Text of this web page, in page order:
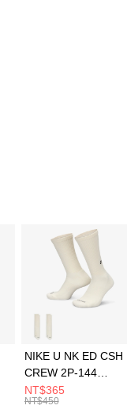
第一商業銀行
彰化商業銀行
NIKE U NK ED CSH
CREW 2P-144
EMBRDY 男女 短統襪
FZ3073133
NT$365
NT$450